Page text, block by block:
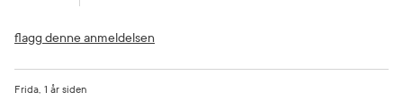
flagg denne anmeldelsen
1 år siden
Frida